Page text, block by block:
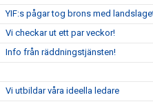
YIF:s pågar tog brons med
Vi checkar ut ett par veckor!
Info från räddningstjänsten!
Vi utbildar våra ideella ledare